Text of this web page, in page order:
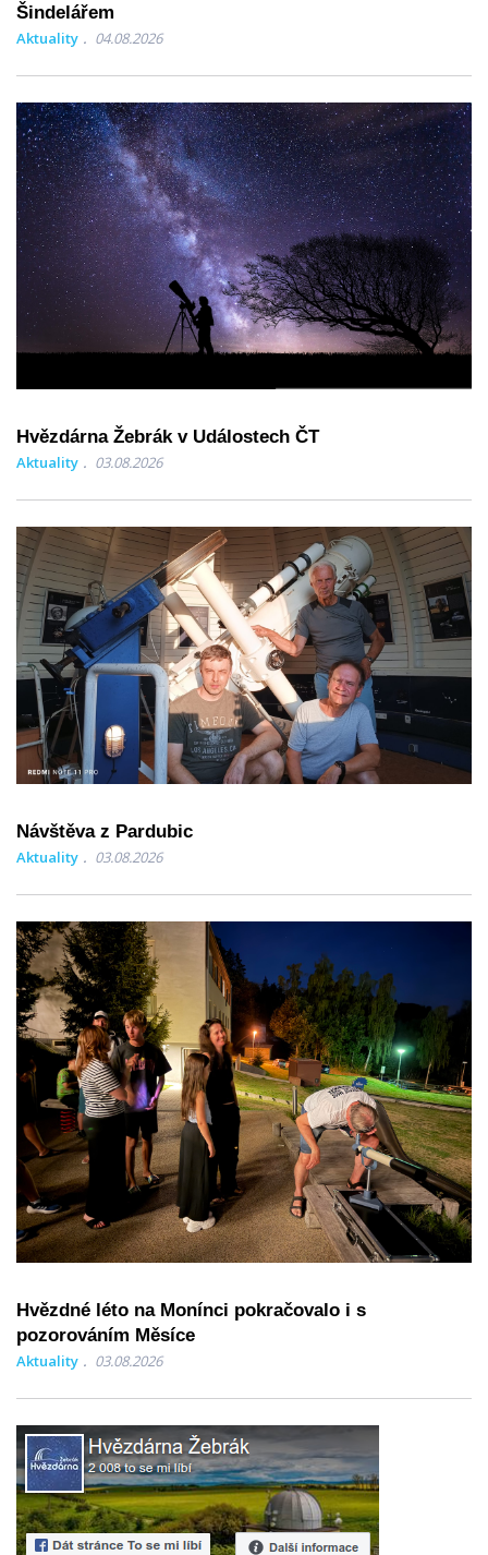
Šindelářem
Aktuality 04.08.2026
Hvězdárna Žebrák v Událostech ČT
Aktuality 03.08.2026
Návštěva z Pardubic
Aktuality 03.08.2026
Hvězdné léto na Monínci pokračovalo i s
pozorováním Měsíce
Aktuality 03.08.2026